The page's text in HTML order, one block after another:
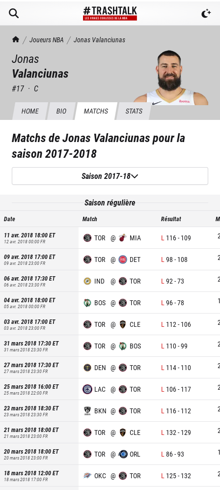
TrashTalk Actu NBA
Joueurs NBA Jonas Valanciunas
Jonas
Valanciunas
#17 · C
HOME BIO MATCHS STATS
Matchs deJonas Valanciunaspour la
saison2017-2018
Saison 2017-18
Saison régulière
Date Match Résultat
11 avr. 2018 18:00ET
12 avr. 2018 00:00FR TOR @ MIA L 116- 109
09 avr. 2018 17:00ET
09 avr. 2018 23:00FR TOR @ DET L 98 - 108
06 avr. 2018 17:30ET
06 avr. 2018 23:30FR IND @ TOR L 92 -73
04 avr. 2018 18:00ET
05 avr. 2018 00:00FR BOS @ TOR L 96-78
03 avr. 2018 17:00ET
03 avr. 2018 23:00FR TOR @ CLE L 112 - 106
31 mars 2018 17:30ET
31 mars 2018 23:30FR TOR @ BOS L 110-99
27 mars 2018 17:30ET
27 mars 2018 23:30FR DEN @ TOR L 114- 110
25 mars 2018 16:00ET
25 mars 2018 22:00FR LAC @ TOR L 106- 117
23 mars 2018 18:30ET
23 mars 2018 23:30FR BKN @ TOR L 116- 112
21 mars 2018 18:00ET
21 mars 2018 23:00FR TOR @ CLE L 132 - 129
20 mars 2018 18:00ET
20 mars 2018 23:00FR TOR @ ORL L 86-93
18 mars 2018 12:00ET
18 mars 2018 17:00FR OKC @ TOR L 125- 132